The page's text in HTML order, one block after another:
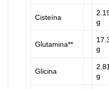
Cisteína
g
Glutamina**
g
Glicina
g